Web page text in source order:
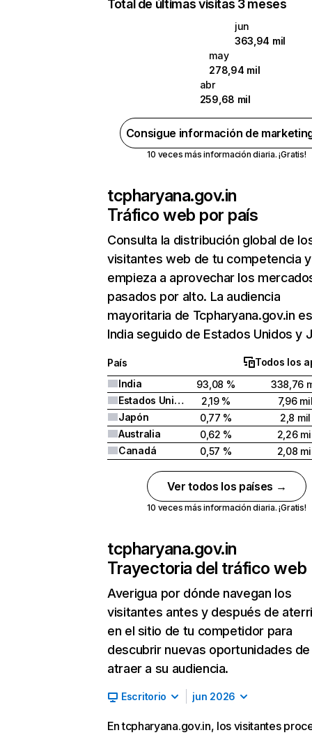
Total de últimas visitas 3 meses
jun
363,94 mil
may
278,94 mil
abr
259,68 mil
Consigue información de
10 veces más información diaria. ¡Gratis!
tcpharyana.gov.in
Tráfico web por país
Consulta la distribución global de
visitantes web de tu competencia y
empieza a aprovechar los
pasados por alto. La audiencia
mayoritaria de Tcpharyana.gov.in
India seguido de Estados Unidos y
País
Todos los
India
93,08 %
338,76
Estados Unidos
2,19 %
7,96
Japón
0,77 %
2,8 mil
Australia
0,62 %
2,26
Canadá
0,57 % 2,08
Ver todos los países →
10 veces más información diaria. ¡Gratis!
tcpharyana.gov.in
Trayectoria del tráfico web
Averigua por dónde navegan los
visitantes antes y después de
en el sitio de tu competidor para
descubrir nuevas oportunidades de
atraer a su audiencia.
Escritorio jun 2026
En tcpharyana.gov.in, los visitantes